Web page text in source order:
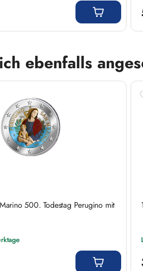
ebenfalls
500. Todestag Perugino mit